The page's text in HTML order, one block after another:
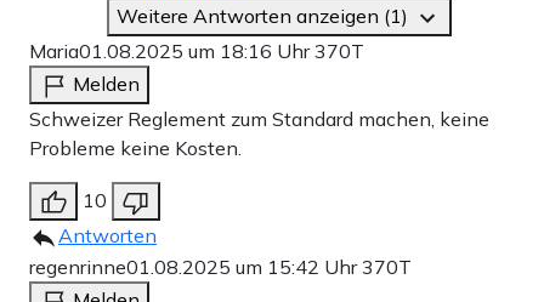
Weitere Antworten anzeigen (1)
Maria01.08.2025 um 18:16 Uhr370T
Melden
Schweizer Reglement zum Standard machen, keine
Probleme keine Kosten.
10
Antworten
regenrinne01.08.2025 um 15:42 Uhr370T